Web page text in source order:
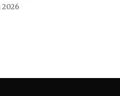
2026